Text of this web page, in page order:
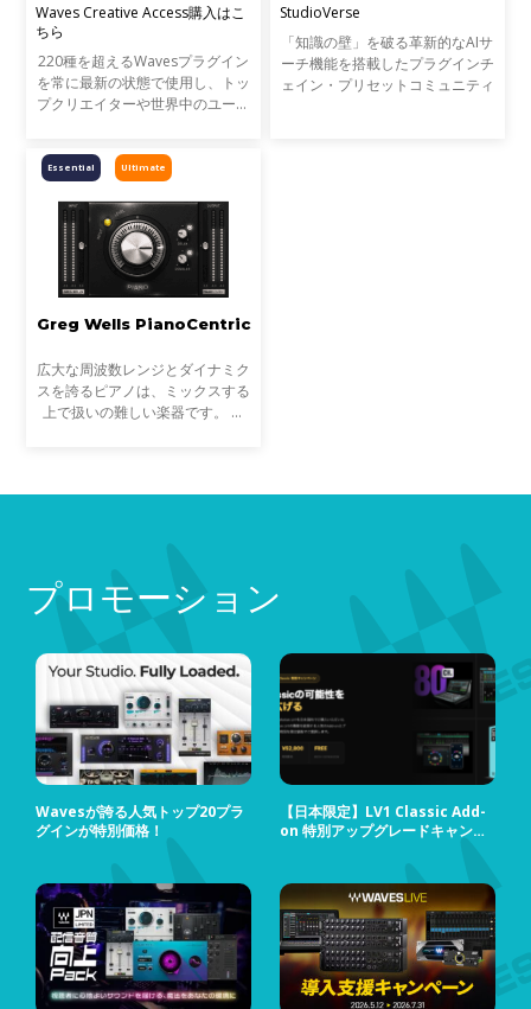
Waves Creative Access購入はこ
ちら
220種を超えるWavesプラグイン
を常に最新の状態で使用し、トッ
プクリエイターや世界中のユーザ
の新しいプラグインのサブスクリ
全プラグインを使用できるWaves
Ultimate、110種のプラグインを
使用できるWaves Essentialの2つ
のラインナップで、1ヶ月から1
年まで使用したい期間に併せたプ
ランからご利用いただけます。
StudioVerse
「知識の壁」を破る革新的なAIサ
ーチ機能を搭載したプラグインチ
ェイン・プリセットコミュニティ
Ultimate
Essential
Greg Wells PianoCentric
広大な周波数レンジとダイナミク
スを誇るピアノは、ミックスする
上で扱いの難しい楽器です。 グ
た人物の一人と言って
プロモーション
Wavesが誇る人気トップ20プラ
グインが特別価格！
【日本限定】LV1 Classic Add-
on 特別アップグレードキャンペ